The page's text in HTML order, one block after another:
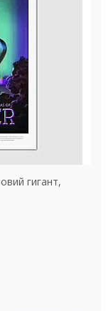
гигант,